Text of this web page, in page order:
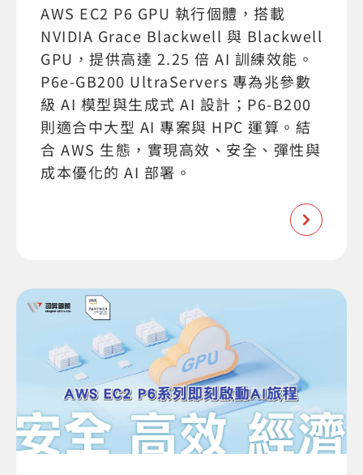
AWS EC2 P6 GPU 執行個體，搭載
NVIDIA Grace Blackwell 與 Blackwell
GPU，提供高達 2.25 倍 AI 訓練效能。
P6e-GB200 UltraServers 專為兆參數
級 AI 模型與生成式 AI 設計；P6-B200
則適合中大型 AI 專案與 HPC 運算。結
合 AWS 生態，實現高效、安全、彈性與
成本優化的 AI 部署。